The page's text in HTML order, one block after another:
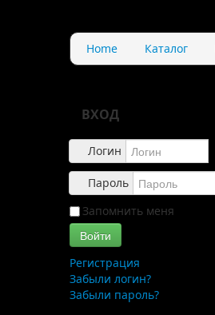
Home Каталог
ВХОД
Логин
Пароль
Запомнить меня
Войти
Регистрация
Забыли логин?
Забыли пароль?